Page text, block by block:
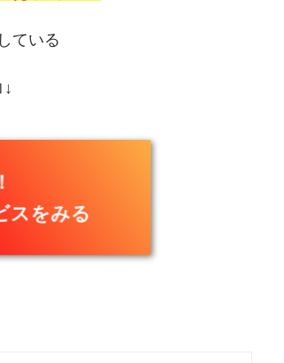
ている
スをみる